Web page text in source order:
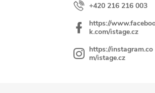
+420 216 216 003
https://
k.com/istage.cz
https://instagram.co
m/istage.cz